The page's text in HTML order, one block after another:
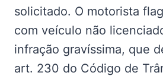
solicitado. O motorista
com veículo não
infração gravíssima, que
art. 230 do Código de